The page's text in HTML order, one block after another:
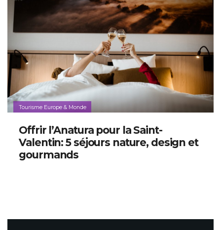
Tourisme Europe & Monde
Offrir l’Anatura pour la Saint-
Valentin: 5 séjours nature, design et
gourmands